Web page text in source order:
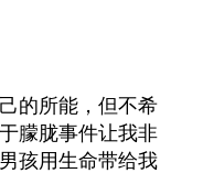
的所能，但不希
朦胧事件让我非
孩用生命带给我